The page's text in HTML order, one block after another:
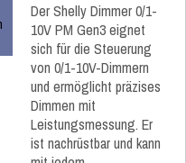
Der Shelly Dimmer 0/1-
10V PM Gen3 eignet
sich für die Steuerung
von 0/1-10V-Dimmern
und ermöglicht präzises
Dimmen mit
Leistungsmessung. Er
ist nachrüstbar und kann